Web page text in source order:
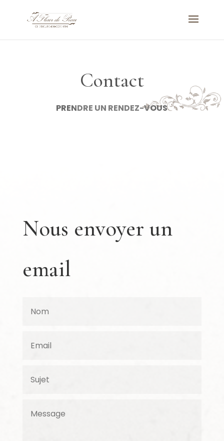
Contact
PRENDRE UN RENDEZ-VOUS
Nous envoyer un
email